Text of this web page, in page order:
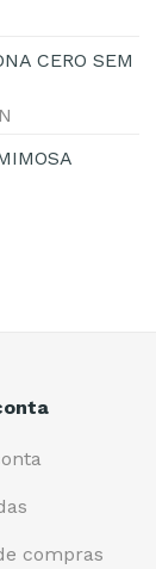
CERO SEM
compras